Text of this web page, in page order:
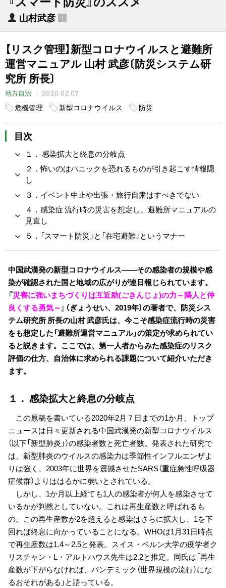
山村武彦
【リスク管理】新型コロナウイルスと避難所
運営マニュアル 山村 武彦〔防災システム研
究所 所長〕
地方自治
2020.02.07
危機管理
新型コロナウイルス 防災
目次
１． 感染拡大と終息の分岐点
２．怖いのはパニックを恐れるものが引き起こす情報隠
し
３．イベント中止や出張・旅行自粛はすべきでない
４．感染症 流行時の災害を想定し、避難所マニュアルの
見直し
５．「スマート防災」と「在宅避難」というマナー
中国武漢発の新型コロナウイルス――その感染者の規模や感
染が確認された国と地域の広がりが連日報じられています。
『災害に強いまちづくりは互近助(ごきんじょ)の力～隣人と仲
良くする勇気～』（ぎょうせい、2019年）の著者で、防災シス
テム研究所 所長の山村 武彦氏は、今こそ感染症流行時の災害
をも想定した「避難所運営マニュアル」の策定が求められてい
ると説きます。ここでは、第一人者からみた感染症のリスク
評価の仕方、自治体に求められる課題について紹介いただき
ます。
１． 感染拡大と終息の分岐点
この原稿を書いている2020年2月７日までの1か月、トップ
ニュースは日々更新される中国武漢発の新型コロナウイルス
（以下「新型肺炎」）の感染者数と死亡者数。発表された研究で
は、新型肺炎のウイルスの感染力は季節性インフルエンザよ
りは強く、2003年に世界を震撼させたSARS（重症急性呼吸器
症候群）よりははるかに弱いとされている。
しかし、1か月以上経ても1人の感染者が何人を感染させて
いるかが判然としていない。これは再生産数と呼ばれるも
の。この再生産数が2を超えると感染はさらに拡大し、1を下
回れば終息に向かっていることになる。WHOは1月31日時点
で再生産数は1.4～2.5と発表。スイス・ベルン大学の疫学者ク
リスチャン・L・アルトハウス先生は2.2と推定。同氏は「再生
産数が下がらなければ、パンデミック（世界規模の流行）にな
るおそれがある」と語っている。